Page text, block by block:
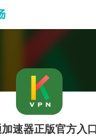
速器正版官方入口